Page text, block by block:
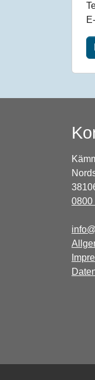
0800